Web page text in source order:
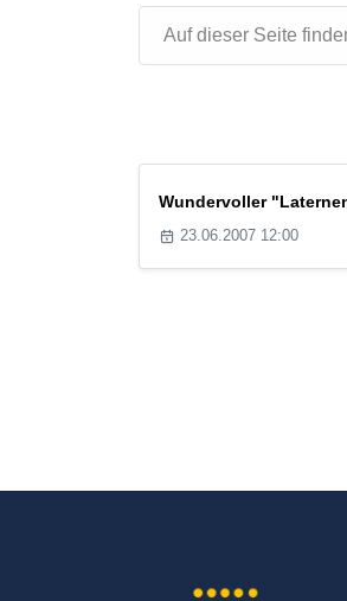
Auf dieser Seite
Wundervoller
23.06.2007 12:00